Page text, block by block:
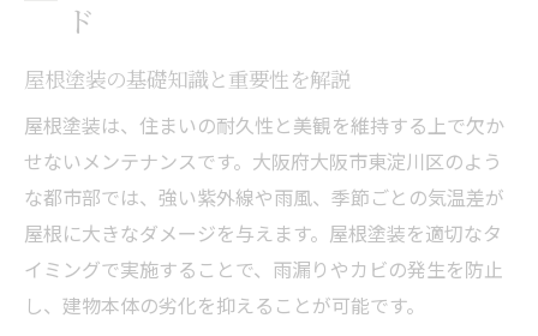
屋根塗装の口コミや評判の活用方法
見積もり比較で失敗しない選定ポイント
資格や実績で業者の信頼性を判断する
信頼の屋根塗装が住宅寿命を延ばす理由
屋根塗装が構造体を守るメカニズム
信頼できる施工で安心が長持ちする理由
ド
屋根塗装の基礎知識と重要性を解説
屋根塗装は、住まいの耐久性と美観を維持する上で欠か
せないメンテナンスです。大阪府大阪市東淀川区のよう
な都市部では、強い紫外線や雨風、季節ごとの気温差が
屋根に大きなダメージを与えます。屋根塗装を適切なタ
イミングで実施することで、雨漏りやカビの発生を防止
し、建物本体の劣化を抑えることが可能です。